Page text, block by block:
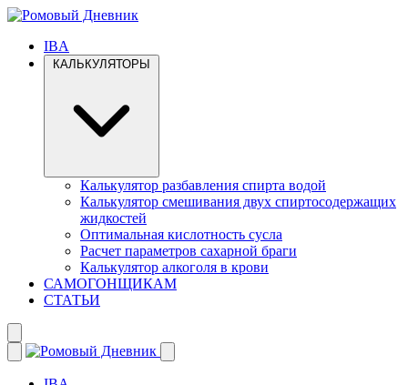
IBA
Калькулятор разбавления спирта водой
Калькулятор смешивания двух спиртосодержащих
жидкостей
Оптимальная кислотность сусла
Расчет параметров сахарной браги
Калькулятор алкоголя в крови
САМОГОНЩИКАМ
СТАТЬИ